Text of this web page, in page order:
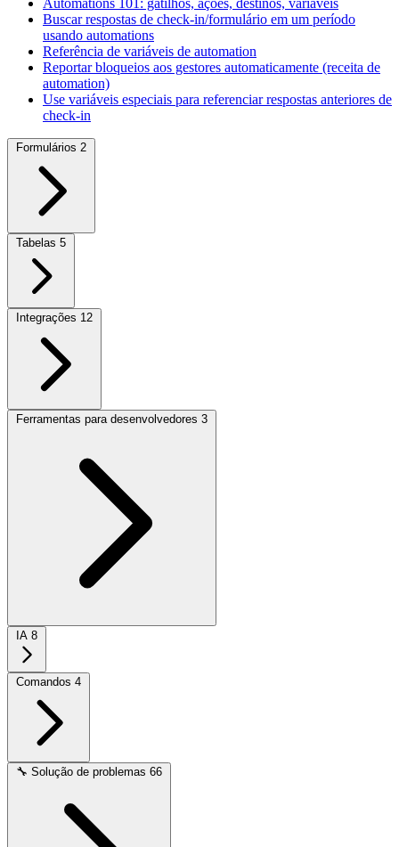
Automations 101: gatilhos, ações, destinos, variáveis
Buscar respostas de check-in/formulário em um período
usando automations
Referência de variáveis de automation
Reportar bloqueios aos gestores automaticamente (receita de
automation)
Use variáveis especiais para referenciar respostas anteriores de
check-in
Formulários 2
Tabelas 5
Integrações 12
Ferramentas para desenvolvedores 3
IA 8
Comandos 4
🔧 Solução de problemas 66